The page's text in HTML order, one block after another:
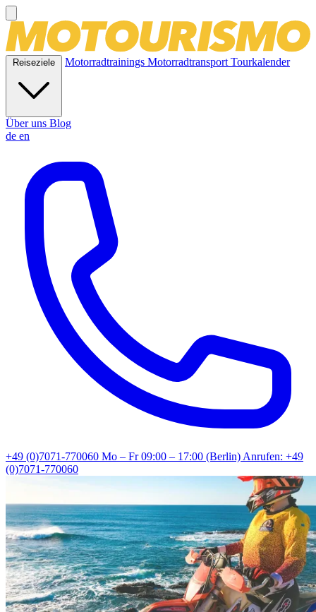
Reiseziele Motorradtrainings MotorradtransportTourkalender
Über uns Blog
de en
+49 (0)7071-770060 Mo – Fr 09:00 – 17:00 (Berlin)Anrufen: +49
(0)7071-770060